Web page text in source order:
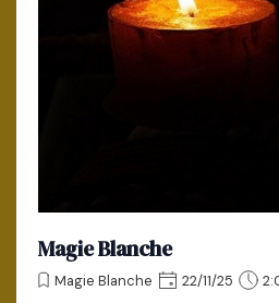
Magie Blanche
Magie Blanche 22/11/25